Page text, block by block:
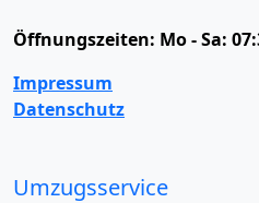
Öffnungszeiten: Mo - Sa:
Impressum
Datenschutz
Umzugsservice